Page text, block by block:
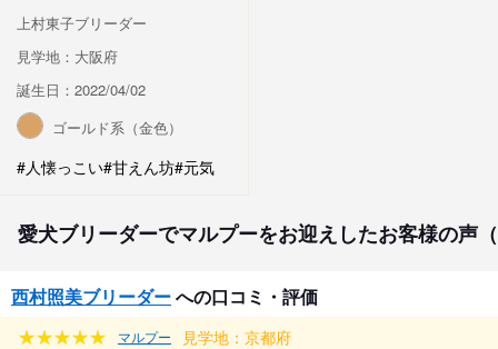
上村東子ブリーダー
見学地：大阪府
誕生日：2022/04/02
ゴールド系（金色）
#人懐っこい#甘えん坊#元気
愛犬ブリーダーでマルプーをお迎えしたお客様の声
西村照美ブリーダーへの口コミ・評価
マルプー 見学地：京都府